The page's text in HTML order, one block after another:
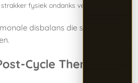
fysiek ondanks verhoogde
disbalans die spiergroei
Cycle Therapy